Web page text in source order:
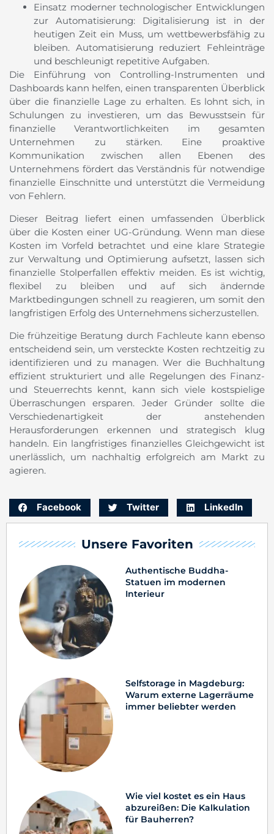
Unsere Favoriten
Authentische Buddha-
Statuen im modernen
Interieur
Selfstorage in Magdeburg:
Warum externe Lagerräume
immer beliebter werden
Wie viel kostet es ein Haus
abzureißen: Die Kalkulation
für Bauherren?
Einsatz moderner technologischer Entwicklungen
zur Automatisierung: Digitalisierung ist in der
heutigen Zeit ein Muss, um wettbewerbsfähig zu
bleiben. Automatisierung reduziert Fehleinträge
und beschleunigt repetitive Aufgaben.
Die Einführung von Controlling-Instrumenten und
Dashboards kann helfen, einen transparenten Überblick
über die finanzielle Lage zu erhalten. Es lohnt sich, in
Schulungen zu investieren, um das Bewusstsein für
finanzielle Verantwortlichkeiten im gesamten
Unternehmen zu stärken. Eine proaktive
Kommunikation zwischen allen Ebenen des
Unternehmens fördert das Verständnis für notwendige
finanzielle Einschnitte und unterstützt die Vermeidung
von Fehlern.
Dieser Beitrag liefert einen umfassenden Überblick
über die Kosten einer UG-Gründung. Wenn man diese
Kosten im Vorfeld betrachtet und eine klare Strategie
zur Verwaltung und Optimierung aufsetzt, lassen sich
finanzielle Stolperfallen effektiv meiden. Es ist wichtig,
flexibel zu bleiben und auf sich ändernde
Marktbedingungen schnell zu reagieren, um somit den
langfristigen Erfolg des Unternehmens sicherzustellen.
Die frühzeitige Beratung durch Fachleute kann ebenso
entscheidend sein, um versteckte Kosten rechtzeitig zu
identifizieren und zu managen. Wer die Buchhaltung
effizient strukturiert und alle Regelungen des Finanz-
und Steuerrechts kennt, kann sich viele kostspielige
Überraschungen ersparen. Jeder Gründer sollte die
Verschiedenartigkeit der anstehenden
Herausforderungen erkennen und strategisch klug
handeln. Ein langfristiges finanzielles Gleichgewicht ist
unerlässlich, um nachhaltig erfolgreich am Markt zu
agieren.
Facebook Twitter LinkedIn